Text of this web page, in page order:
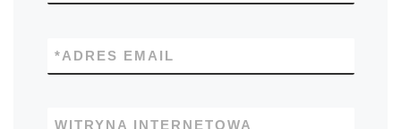
ADRES EMAIL
*
WITRYNA INTERNETOWA